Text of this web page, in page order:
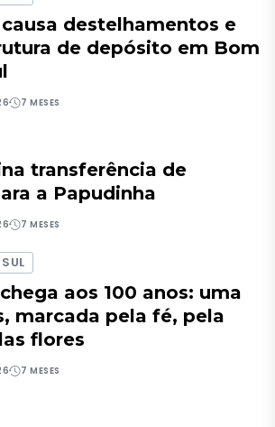
destelhamentos e
de depósito em Bom
7 MESES
transferência de
a Papudinha
7 MESES
aos 100 anos: uma
marcada pela fé, pela
flores
7 MESES